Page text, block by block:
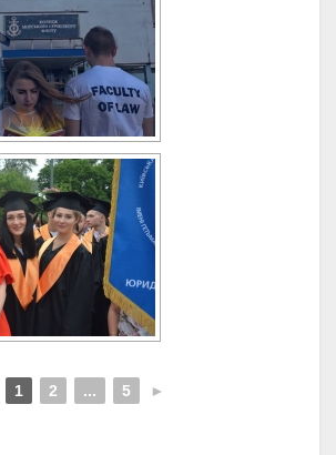
1 2 ... 5 ►